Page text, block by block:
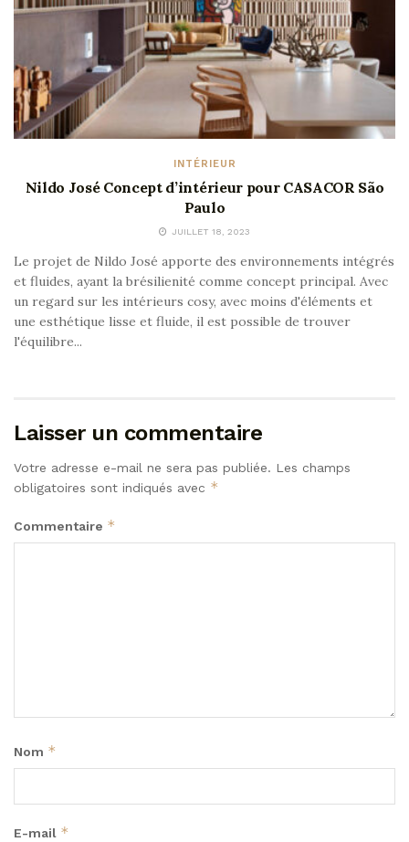
INTÉRIEUR
Nildo José Concept d’intérieur pour CASACOR São
Paulo
JUILLET 18, 2023
Le projet de Nildo José apporte des environnements intégrés
et fluides, ayant la brésilienité comme concept principal. Avec
un regard sur les intérieurs cosy, avec moins d'éléments et
une esthétique lisse et fluide, il est possible de trouver
l'équilibre...
Laisser un commentaire
Votre adresse e-mail ne sera pas publiée. Les champs
obligatoires sont indiqués avec *
Commentaire *
Nom *
E-mail *